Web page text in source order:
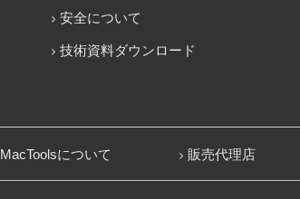
安全について
技術資料ダウンロード
MacToolsについて 販売代理店